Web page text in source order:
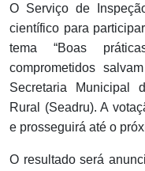
O Serviço de
científico para
tema “Boas
comprometidos
Secretaria Municipal
Rural (Seadru). A
e prosseguirá até o
O resultado será